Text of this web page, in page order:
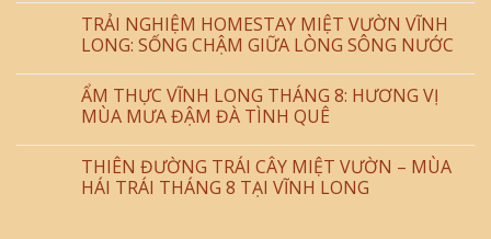
TRẢI NGHIỆM HOMESTAY MIỆT VƯỜN VĨNH
LONG: SỐNG CHẬM GIỮA LÒNG SÔNG NƯỚC
ẨM THỰC VĨNH LONG THÁNG 8: HƯƠNG VỊ
MÙA MƯA ĐẬM ĐÀ TÌNH QUÊ
THIÊN ĐƯỜNG TRÁI CÂY MIỆT VƯỜN – MÙA
HÁI TRÁI THÁNG 8 TẠI VĨNH LONG